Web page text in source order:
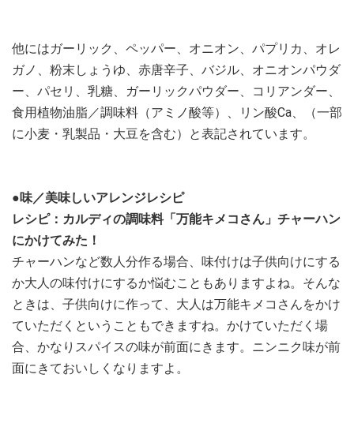
他にはガーリック、ペッパー、オニオン、パプリカ、オレ
ガノ、粉末しょうゆ、赤唐辛子、バジル、オニオンパウダ
ー、パセリ、乳糖、ガーリックパウダー、コリアンダー、
食用植物油脂／調味料（アミノ酸等）、リン酸Ca、（一部
に小麦・乳製品・大豆を含む）と表記されています。
●味／美味しいアレンジレシピ
レシピ：カルディの調味料「万能キメコさん」チャーハン
にかけてみた！
チャーハンなど数人分作る場合、味付けは子供向けにする
か大人の味付けにするか悩むこともありますよね。そんな
ときは、子供向けに作って、大人は万能キメコさんをかけ
ていただくということもできますね。かけていただく場
合、かなりスパイスの味が前面にきます。ニンニク味が前
面にきておいしくなりますよ。